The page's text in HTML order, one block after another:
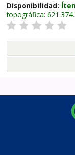
Disponibilidad:
topográfica: